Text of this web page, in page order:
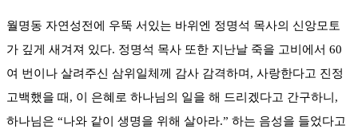
월명동 자연성전에 우뚝 서있는 바위엔 정명석 목사의 신앙모토
가 깊게 새겨져 있다. 정명석 목사 또한 지난날 죽을 고비에서 60
여 번이나 살려주신 삼위일체께 감사 감격하며, 사랑한다고 진정
고백했을 때, 이 은혜로 하나님의 일을 해 드리겠다고 간구하니,
하나님은 “나와 같이 생명을 위해 살아라.” 하는 음성을 들었다고